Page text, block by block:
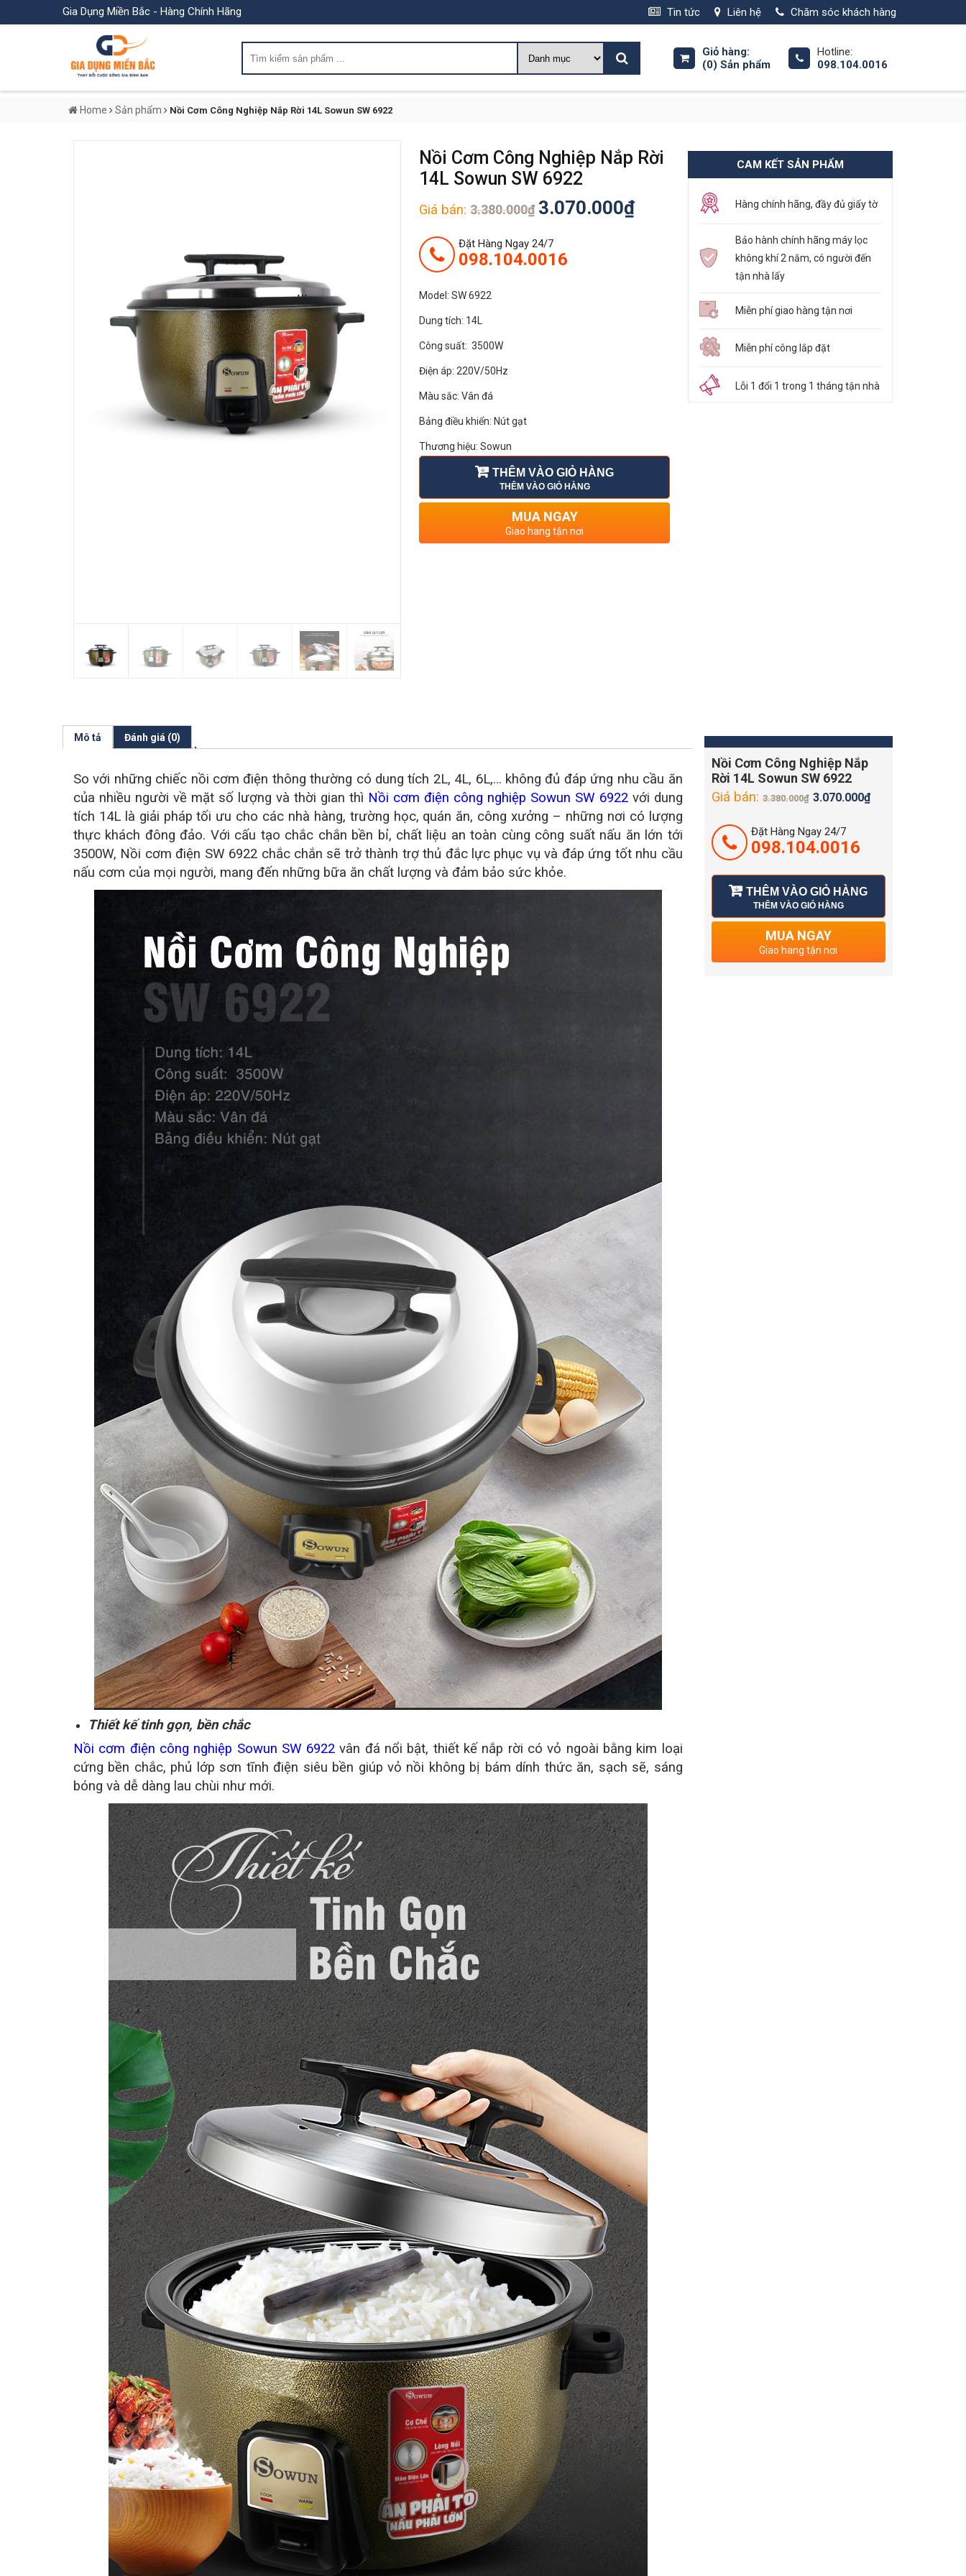
Gia Dụng Miền Bắc - Hàng Chính Hãng Tin tức Liên hệ Chăm sóc khách hàng
Hotline:
098.104.0016
Giỏ hàng:
(0) Sản phẩm
Home Sản phẩm Nồi Cơm Công Nghiệp Nắp Rời 14L Sowun SW 6922
Nồi Cơm Công Nghiệp Nắp Rời
14L Sowun SW 6922
Giá bán: 3.380.000₫ 3.070.000₫
Đặt Hàng Ngay 24/7
098.104.0016
Model: SW 6922
Dung tích: 14L
Công suất: 3500W
Điện áp: 220V/50Hz
Màu sắc: Vân đá
Bảng điều khiển: Nút gạt
Thương hiệu: Sowun
Chất liệu lòng nồi: lòng nồi 5 lớp chống dính an toàn
Mâm nhiệt tiết diện lớn, 3 vòng nhiệt cho hiệu suất tản
Phụ kiện đi kèm: Cốc đong gạo, muôi xới cơm
THÊM VÀO GIỎ HÀNG
THÊM VÀO GIỎ HÀNG
MUA NGAY
Giao hang tận nơi
CAM KẾT SẢN PHẨM
Hàng chính hãng, đầy đủ giấy tờ
Bảo hành chính hãng máy lọc
không khí 2 năm, có người đến
tận nhà lấy
Miễn phí giao hàng tận nơi
Miễn phí công lắp đặt
Lỗi 1 đổi 1 trong 1 tháng tận nhà
Mô tả Đánh giá (0)
So với những chiếc nồi cơm điện thông thường có dung tích 2L, 4L, 6L,… không đủ đáp ứng nhu cầu ăn
của nhiều người về mặt số lượng và thời gian thì Nồi cơm điện công nghiệp Sowun SW 6922với dung
tích 14L là giải pháp tối ưu cho các nhà hàng, trường học, quán ăn, công xưởng – những nơi có lượng
thực khách đông đảo. Với cấu tạo chắc chắn bền bỉ, chất liệu an toàn cùng công suất nấu ăn lớn tới
3500W, Nồi cơm điện SW 6922 chắc chắn sẽ trở thành trợ thủ đắc lực phục vụ và đáp ứng tốt nhu cầu
nấu cơm của mọi người, mang đến những bữa ăn chất lượng và đảm bảo sức khỏe.
Thiết kế tinh gọn, bền chắc
Nồi cơm điện công nghiệp Sowun SW 6922 vân đá nổi bật, thiết kế nắp rời có vỏ ngoài bằng kim loại
cứng bền chắc, phủ lớp sơn tĩnh điện siêu bền giúp vỏ nồi không bị bám dính thức ăn, sạch sẽ, sáng
bóng và dễ dàng lau chùi như mới.
Nồi Cơm Công Nghiệp Nắp
Rời 14L Sowun SW 6922
Giá bán:3.380.000₫ 3.070.000₫
Đặt Hàng Ngay 24/7
098.104.0016
THÊM VÀO GIỎ HÀNG
THÊM VÀO GIỎ HÀNG
MUA NGAY
Giao hang tận nơi